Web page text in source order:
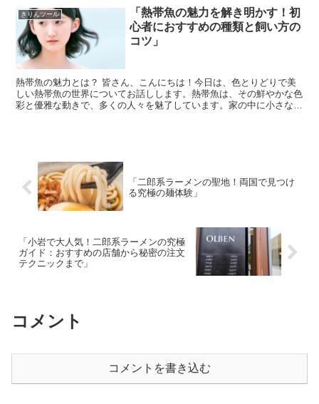
きりんツール
「熱帯魚の魅力を解き明かす！初
心者におすすめの種類と飼い方の
コツ」
熱帯魚の魅力とは？ 皆さん、こんにちは！今日は、色とりどりで美
しい熱帯魚の世界についてお話しします。熱帯魚は、その鮮やかな色
彩と優雅な動きで、多くの人々を魅了しています。家の中に小さな自
「二郎系ラーメンの聖地！両国で見つけ
る究極の麺体験」
「小岩で大人気！二郎系ラーメンの究極
ガイド：おすすめの店舗から秘密の注文
テクニックまで」
コメント
コメントを書き込む